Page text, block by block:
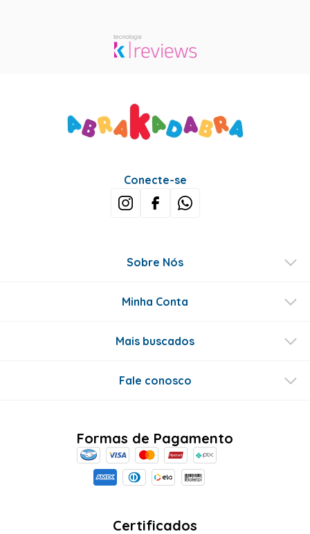
Conecte-se
Sobre Nós
Minha Conta
Mais buscados
Fale conosco
Formas de Pagamento
Certificados